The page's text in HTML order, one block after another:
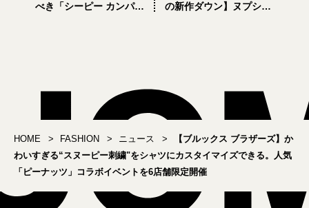
べき「シーピー カンパニ
の新作ダウン】ヌプシ、
HOME FASHION ニュース
【ブルックス ブラザーズ】か
わいすぎる“スヌーピー刺繍"をシャツにカスタイマイズできる。人気
「ピーナッツ」コラボイベントを6店舗限定開催